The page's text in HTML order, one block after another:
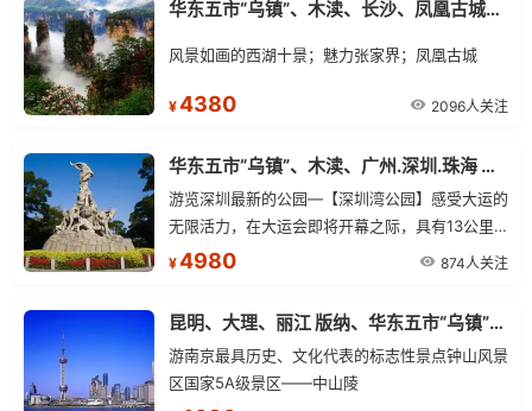
华东五市“乌镇”、木渎、长沙、凤凰古城、张家界 双飞单卧11日游
风景如画的西湖十景；魅力张家界；凤凰古城
¥4380 2096人关注
华东五市“乌镇”、木渎、广州.深圳.珠海 双飞一卧11日游
游览深圳最新的公园—【深圳湾公园】感受大运的
无限活力，在大运会即将开幕之际，具有13公里
海岸线的深圳湾公园近日正式开园迎客，深圳市民
¥4980 874人关注
昆明、大理、丽江 版纳、华东五市“乌镇”、木渎 单飞双卧18日
游南京最具历史、文化代表的标志性景点钟山风景
区国家5A级景区——中山陵